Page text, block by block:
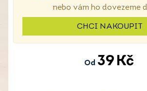
nebo vám ho dovezeme
CHCI NAKOUPIT
Od 39 Kč